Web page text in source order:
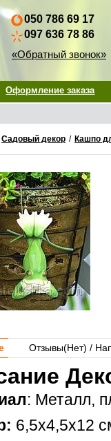
050 786 69 17
097 636 78 86
«Обратный звонок»
Оформление заказа
Садовый декор / Кашпо
Отзывы(Нет) /
: Металл,
6,5х4,5х12